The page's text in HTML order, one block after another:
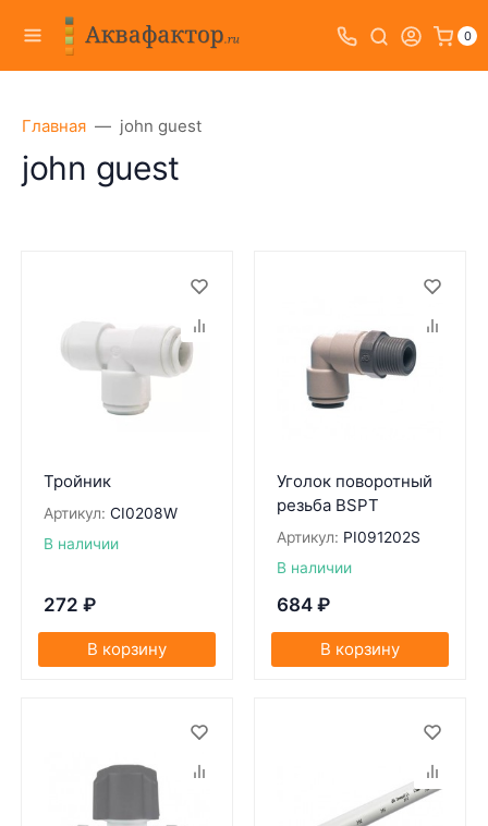
0
Главная john guest
john guest
Тройник
Артикул: CI0208W
В наличии
272 ₽
В корзину
Уголок поворотный
резьба BSPT
Артикул: PI091202S
В наличии
684 ₽
В корзину